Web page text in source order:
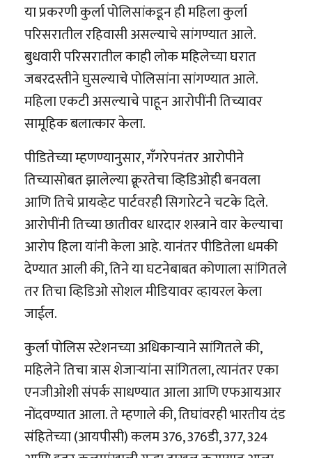
या प्रकरणी कुर्ला पोलिसांकडून ही महिला कुर्ला
परिसरातील रहिवासी असल्याचे सांगण्यात आले.
बुधवारी परिसरातील काही लोक महिलेच्या घरात
जबरदस्तीने घुसल्याचे पोलिसांना सांगण्यात आले.
महिला एकटी असल्याचे पाहून आरोपींनी तिच्यावर
सामूहिक बलात्कार केला.
पीडितेच्या म्हणण्यानुसार, गँगरेपनंतर आरोपीने
तिच्यासोबत झालेल्या क्रूरतेचा व्हिडिओही बनवला
आणि तिचे प्रायव्हेट पार्टवरही सिगारेटने चटके दिले.
आरोपींनी तिच्या छातीवर धारदार शस्त्राने वार केल्याचा
आरोप हिला यांनी केला आहे. यानंतर पीडितेला धमकी
देण्यात आली की, तिने या घटनेबाबत कोणाला सांगितले
तर तिचा व्हिडिओ सोशल मीडियावर व्हायरल केला
जाईल.
कुर्ला पोलिस स्टेशनच्या अधिकाऱ्याने सांगितले की,
महिलेने तिचा त्रास शेजाऱ्यांना सांगितला, त्यानंतर एका
एनजीओशी संपर्क साधण्यात आला आणि एफआयआर
नोंदवण्यात आला. ते म्हणाले की, तिघांवरही भारतीय दंड
संहितेच्या (आयपीसी) कलम 376, 376डी, 377, 324